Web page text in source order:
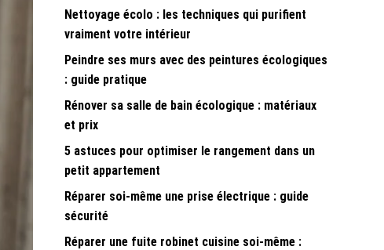
Nettoyage écolo : les techniques qui purifient
vraiment votre intérieur
Peindre ses murs avec des peintures écologiques
: guide pratique
Rénover sa salle de bain écologique : matériaux
et prix
5 astuces pour optimiser le rangement dans un
petit appartement
Réparer soi-même une prise électrique : guide
sécurité
Réparer une fuite robinet cuisine soi-même :